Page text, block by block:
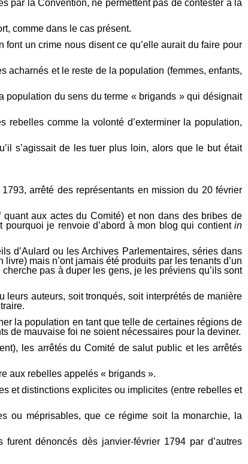
par la Convention, ne permettent pas de contester à la
comme dans le cas présent.
un crime nous disent ce qu’elle aurait du faire pour
acharnés et le reste de la population (femmes, enfants,
population du sens du terme « brigands » qui désignait
comme la volonté d’exterminer la population,
s’agissait de les tuer plus loin, alors que le but était
arrêté des représentants en mission du 20 février
aux actes du Comité) et non dans des bribes de
pourquoi je renvoie d’abord à mon blog qui contient in
d’Aulard ou les Archives Parlementaires, séries dans
mais n’ont jamais été produits par les tenants d’un
pas à duper les gens, je les préviens qu’ils sont
auteurs, soit tronqués, soit interprétés de manière
la population en tant que telle de certaines régions de
de mauvaise foi ne soient nécessaires pour la deviner.
les arrêtés du Comité de salut public et les arrêtés
aux rebelles appelés « brigands ».
et distinctions explicites ou implicites (entre rebelles et
ou méprisables, que ce régime soit la monarchie, la
dénoncés dès janvier-février 1794 par d’autres